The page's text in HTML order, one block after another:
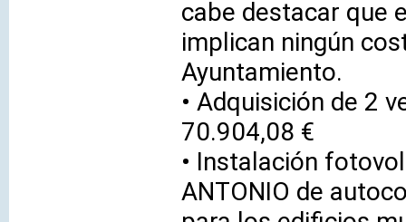
cabe destacar que
implican ningún
Ayuntamiento.
• Adquisición de 2
70.904,08 €
• Instalación
ANTONIO de